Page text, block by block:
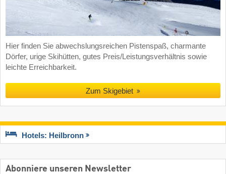
Hier finden Sie abwechslungsreichen Pistenspaß, charmante
Dörfer, urige Skihütten, gutes Preis/Leistungsverhältnis sowie
leichte Erreichbarkeit.
Zum Skigebiet
Hotels: Heilbronn
Abonniere unseren Newsletter